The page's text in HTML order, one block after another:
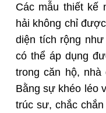
Các mẫu thiết kế
hải không chỉ
diện tích rộng
có thể áp dụng
trong căn hộ,
Bằng sự khéo léo
trúc sư, chắc